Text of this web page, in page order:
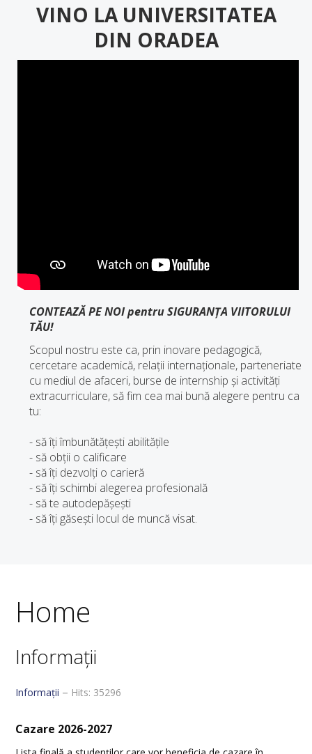
VINO LA UNIVERSITATEA
DIN ORADEA
CONTEAZĂ PE NOI pentru SIGURANȚA VIITORULUI
TĂU!
Scopul nostru este ca, prin inovare pedagogică,
cercetare academică, relații internaționale, parteneriate
cu mediul de afaceri, burse de internship și activități
extracurriculare, să fim cea mai bună alegere pentru ca
tu:
- să îți îmbunătățești abilitățile
- să obții o calificare
- să îți dezvolți o carieră
- să îți schimbi alegerea profesională
- să te autodepășești
- să îți găsești locul de muncă visat.
Home
Informații
Informații Hits: 35296
Cazare 2026-2027